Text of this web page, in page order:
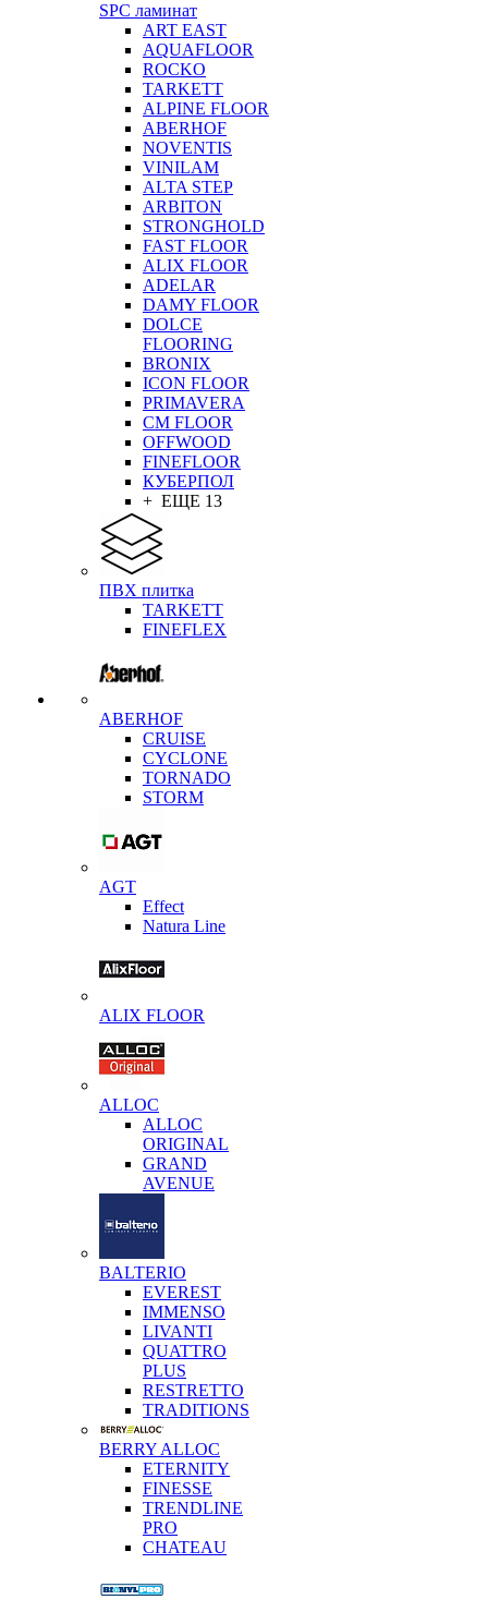
SPC ламинат
ART EAST
AQUAFLOOR
ROCKO
TARKETT
ALPINE FLOOR
ABERHOF
NOVENTIS
VINILAM
ALTA STEP
ARBITON
STRONGHOLD
FAST FLOOR
ALIX FLOOR
ADELAR
DAMY FLOOR
DOLCE
FLOORING
BRONIX
ICON FLOOR
PRIMAVERA
CM FLOOR
OFFWOOD
FINEFLOOR
КУБЕРПОЛ
+ ЕЩЕ 13
ПВХ плитка
TARKETT
FINEFLEX
ABERHOF
CRUISE
CYCLONE
TORNADO
STORM
AGT
Effect
Natura Line
ALIX FLOOR
ALLOC
ALLOC
ORIGINAL
GRAND
AVENUE
BALTERIO
EVEREST
IMMENSO
LIVANTI
QUATTRO
PLUS
RESTRETTO
TRADITIONS
BERRY ALLOC
ETERNITY
FINESSE
TRENDLINE
PRO
CHATEAU